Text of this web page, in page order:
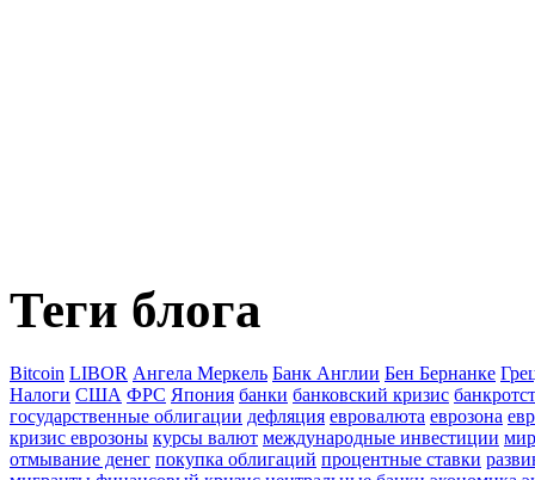
Теги блога
Bitcoin LIBOR Ангела Меркель Банк Англии Бен Бернанке
Налоги США ФРС Япония банки банковский кризис
государственные облигации дефляция евровалюта еврозона
кризис еврозоны курсы валют международные инвестиции
отмывание денег покупка облигаций процентные ставки